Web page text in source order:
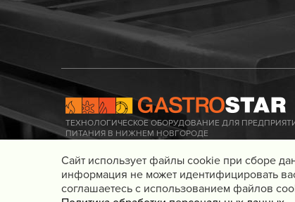
ТЕХНОЛОГИЧЕСКОЕ ОБОРУДОВАНИЕ ДЛЯ
ПИТАНИЯ В НИЖНЕМ НОВГОРОДЕ
© 2016 - 2026 Gastrostar, интернет-магазин технологического
Cайт использует файлы cookie при сборе
информация не может идентифицировать
соглашаетесь с использованием файлов